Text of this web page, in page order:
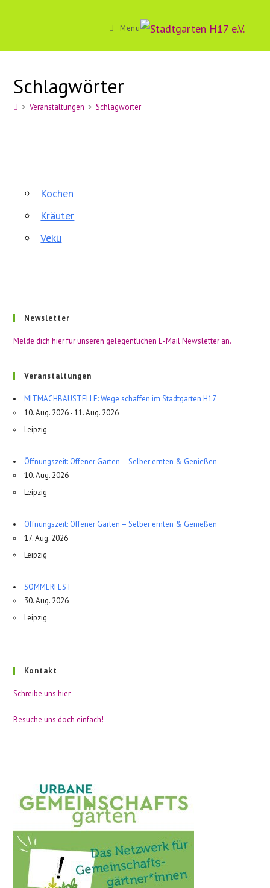
Menü
Schlagwörter
> Veranstaltungen > Schlagwörter
Kochen
Kräuter
Vekü
Newsletter
Melde dich hier für unseren gelegentlichen E-Mail Newsletter an.
Veranstaltungen
MITMACHBAUSTELLE: Wege schaffen im Stadtgarten H17
10. Aug. 2026 - 11. Aug. 2026
Leipzig
Öffnungszeit: Offener Garten – Selber ernten & Genießen
10. Aug. 2026
Leipzig
Öffnungszeit: Offener Garten – Selber ernten & Genießen
17. Aug. 2026
Leipzig
SOMMERFEST
30. Aug. 2026
Leipzig
Kontakt
Schreibe uns hier
Besuche uns doch einfach!